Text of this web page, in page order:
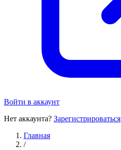
Войти в аккаунт
Нет аккаунта? Зарегистрироваться
Главная
/